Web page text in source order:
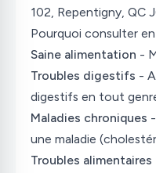
102, Repentigny, QC
Pourquoi consulter
Saine alimentation -
Troubles digestifs -
digestifs en tout
Maladies chroniques
une maladie
Troubles alimentaires